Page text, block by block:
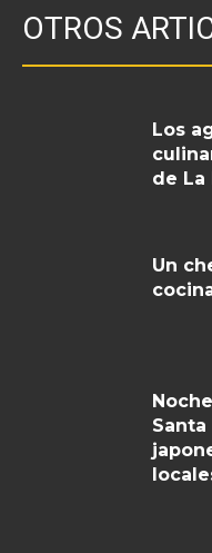
OTROS
Los
de La
Un